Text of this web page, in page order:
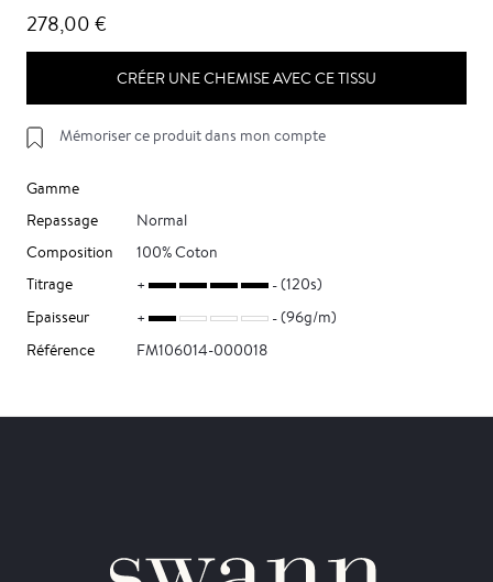
278,00 €
CRÉER UNE CHEMISE AVEC CE TISSU
Mémoriser ce produit dans mon compte
Gamme
Repassage
Normal
Composition
100% Coton
Titrage
(120s)
Epaisseur
(96g/m)
Référence
FM106014-000018